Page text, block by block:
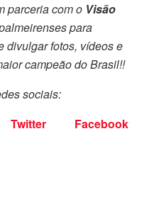
parceria com o Visão
para
divulgar fotos, vídeos e
campeão do Brasil!!
sociais:
Twitter Facebook